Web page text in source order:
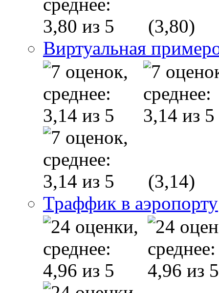
(3,80)
Виртуальная
(3,14)
Траффик в аэропорту